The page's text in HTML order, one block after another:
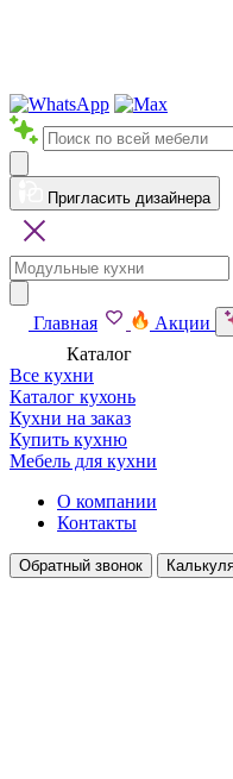
Пригласить дизайнера
Главная Акции
Каталог
Все кухни
Каталог кухонь
Кухни на заказ
Купить кухню
Мебель для кухни
О компании
Контакты
Обратный звонок